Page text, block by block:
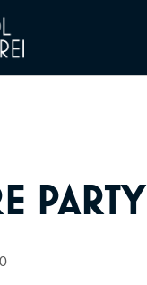
PARTY